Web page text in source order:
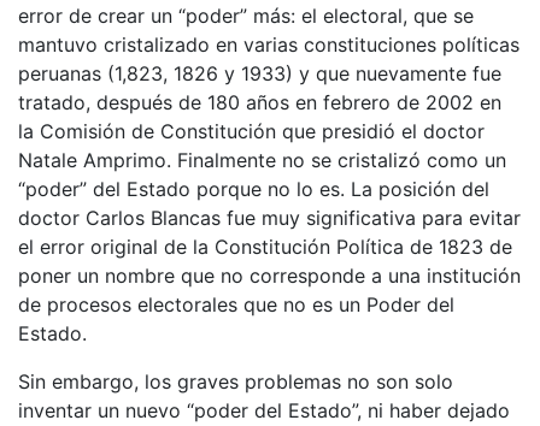
error de crear un “poder” más: el electoral, que se
mantuvo cristalizado en varias constituciones políticas
peruanas (1,823, 1826 y 1933) y que nuevamente fue
tratado, después de 180 años en febrero de 2002 en
la Comisión de Constitución que presidió el doctor
Natale Amprimo. Finalmente no se cristalizó como un
“poder” del Estado porque no lo es. La posición del
doctor Carlos Blancas fue muy significativa para evitar
el error original de la Constitución Política de 1823 de
poner un nombre que no corresponde a una institución
de procesos electorales que no es un Poder del
Estado.
Sin embargo, los graves problemas no son solo
inventar un nuevo “poder del Estado”, ni haber dejado